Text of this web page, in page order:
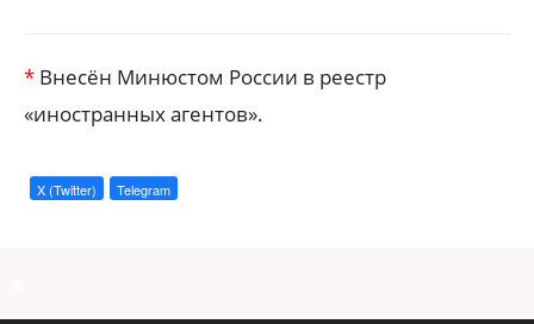
* Внесён Минюстом России в реестр
«иностранных агентов».
X (Twitter) Telegram